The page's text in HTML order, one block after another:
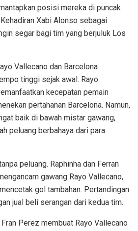
posisi mereka di puncak
Xabi Alonso sebagai
segar bagi tim yang berjuluk Los
Vallecano dan Barcelona
tinggi sejak awal. Rayo
kecepatan pemain
pertahanan Barcelona. Namun,
baik di bawah mistar gawang,
peluang berbahaya dari para
peluang. Raphinha dan Ferran
gawang Rayo Vallecano,
gol tambahan. Pertandingan
jual beli serangan dari kedua tim.
Perez membuat Rayo Vallecano